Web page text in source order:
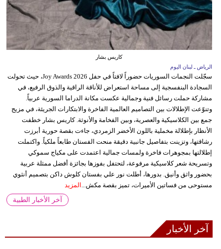
كاريس بشار
الرياض ـ لبنان اليوم
سجّلت النجمات السوريات حضوراً لافتاً في حفل Joy Awards 2026، حيث تحولت
السجادة البنفسجية إلى مساحة استعراض للأناقة الراقية والذوق الرفيع، في
مشاركة حملت رسائل فنية وجمالية عكست مكانة الدراما السورية عربياً.
وتنوّعت الإطلالات بين التصاميم العالمية الفاخرة والابتكارات الجريئة، في مزيج
جمع بين الكلاسيكية والعصرية، وبين الفخامة والأنوثة. كاريس بشار خطفت
الأنظار بإطلالة مخملية باللون الأخضر الزمردي، جاءت بقصة حورية أبرزت
رشاقتها، وتزينت بتفاصيل جانبية دقيقة منحت الفستان طابعاً ملكياً. واكتملت
إطلالتها بمجوهرات فاخرة ولمسات جمالية اعتمدت على مكياج سموكي
وتسريحة شعر كلاسيكية مرفوعة، لتحتفل بفوزها بجائزة أفضل ممثلة عربية
بحضور واثق وأنيق. بدورها، أطلت نور علي بفستان كلوش داكن بتصميم أنثوي
مستوحى من فساتين الأميرات، تميز بقصة مكش... المزيد
آخر الأخبار الطبية
آخر الأخبار